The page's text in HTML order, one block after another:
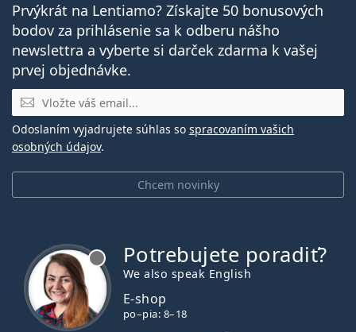
Prvýkrát na Lentiamo? Získajte 50 bonusových
bodov za prihlásenie sa k odberu nášho
newslettra a vyberte si darček zdarma k vašej
prvej objednávke.
E-mail
Chcem novinky
Odoslaním vyjadrujete súhlas so spracovaním vašich
osobných údajov.
Potrebujete poradiť?
We also speak English
E-shop
po–pia: 8–18